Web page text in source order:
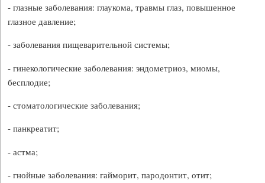
- глазные заболевания: глаукома, травмы глаз, повышенное
глазное давление;
- заболевания пищеварительной системы;
- гинекологические заболевания: эндометриоз, миомы,
бесплодие;
- стоматологические заболевания;
- панкреатит;
- астма;
- гнойные заболевания: гайморит, пародонтит, отит;